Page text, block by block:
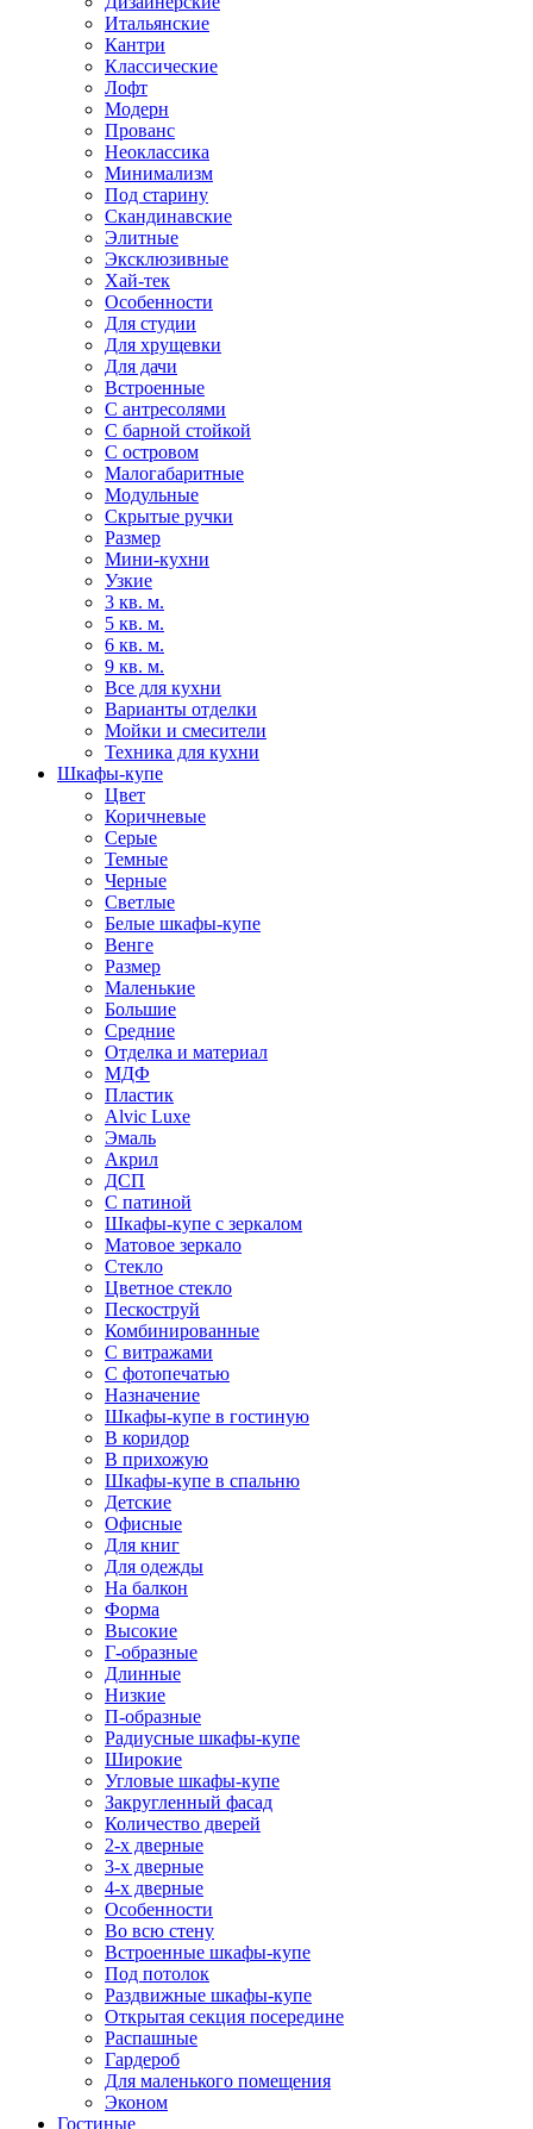
Итальянские
Кантри
Классические
Лофт
Модерн
Прованс
Неоклассика
Минимализм
Под старину
Скандинавские
Элитные
Эксклюзивные
Хай-тек
Особенности
Для студии
Для хрущевки
Для дачи
Встроенные
С антресолями
С барной стойкой
С островом
Малогабаритные
Модульные
Скрытые ручки
Размер
Мини-кухни
Узкие
3 кв. м.
5 кв. м.
6 кв. м.
9 кв. м.
Все для кухни
Варианты отделки
Мойки и смесители
Техника для кухни
Шкафы-купе
Цвет
Коричневые
Серые
Темные
Черные
Светлые
Белые шкафы-купе
Венге
Размер
Маленькие
Большие
Средние
Отделка и материал
МДФ
Пластик
Alvic Luxe
Эмаль
Акрил
ДСП
С патиной
Шкафы-купе с зеркалом
Матовое зеркало
Стекло
Цветное стекло
Пескоструй
Комбинированные
С витражами
С фотопечатью
Назначение
Шкафы-купе в гостиную
В коридор
В прихожую
Шкафы-купе в спальню
Детские
Офисные
Для книг
Для одежды
На балкон
Форма
Высокие
Г-образные
Длинные
Низкие
П-образные
Радиусные шкафы-купе
Широкие
Угловые шкафы-купе
Закругленный фасад
Количество дверей
2-х дверные
3-х дверные
4-х дверные
Особенности
Во всю стену
Встроенные шкафы-купе
Под потолок
Раздвижные шкафы-купе
Открытая секция посередине
Распашные
Гардероб
Для маленького помещения
Эконом
Гостиные